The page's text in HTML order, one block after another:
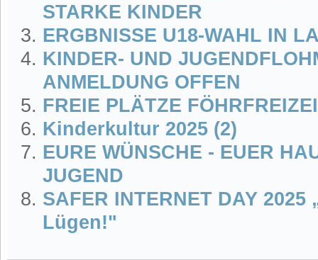
STARKE KINDER
ERGBNISSE U18-WAHL IN
KINDER- UND
ANMELDUNG OFFEN
FREIE PLÄTZE
Kinderkultur 2025 (2)
EURE WÜNSCHE - EUER
JUGEND
SAFER INTERNET DAY
Lügen!"